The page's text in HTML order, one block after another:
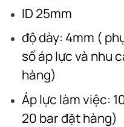
ID 25mm
độ dày: 4mm (
số áp lực và nhu
hàng)
Áp lực làm việc:
20 bar đặt hàng)